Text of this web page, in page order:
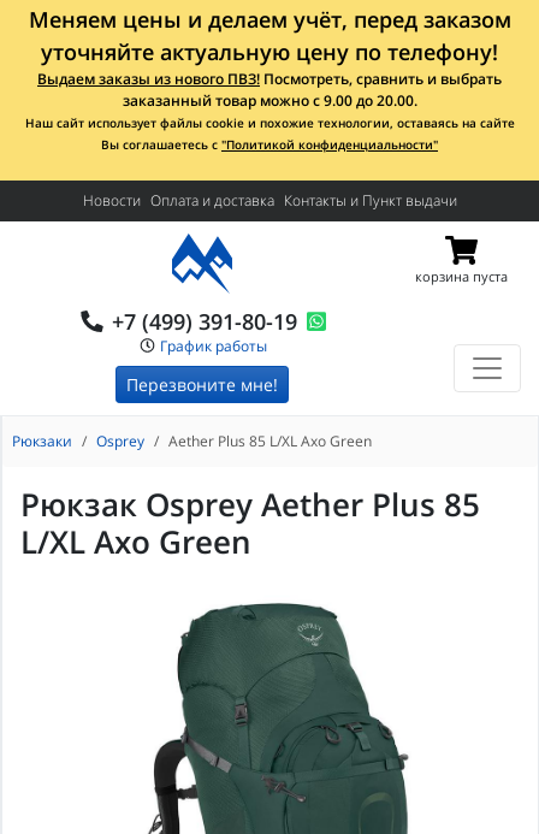
Меняем цены и делаем учёт, перед заказом
уточняйте актуальную цену по телефону!
Выдаем заказы из нового ПВЗ! Посмотреть, сравнить и выбрать
заказанный товар можно с 9.00 до 20.00.
Наш сайт использует файлы cookie и похожие технологии, оставаясь на сайте
Вы соглашаетесь с "Политикой конфиденциальности"
Новости Оплата и доставка Контакты и Пункт выдачи
+7 (499) 391-80-19
График работы
Перезвоните мне!
корзина пуста
Рюкзаки Osprey Aether Plus 85 L/XL Axo Green
Рюкзак Osprey Aether Plus 85
L/XL Axo Green